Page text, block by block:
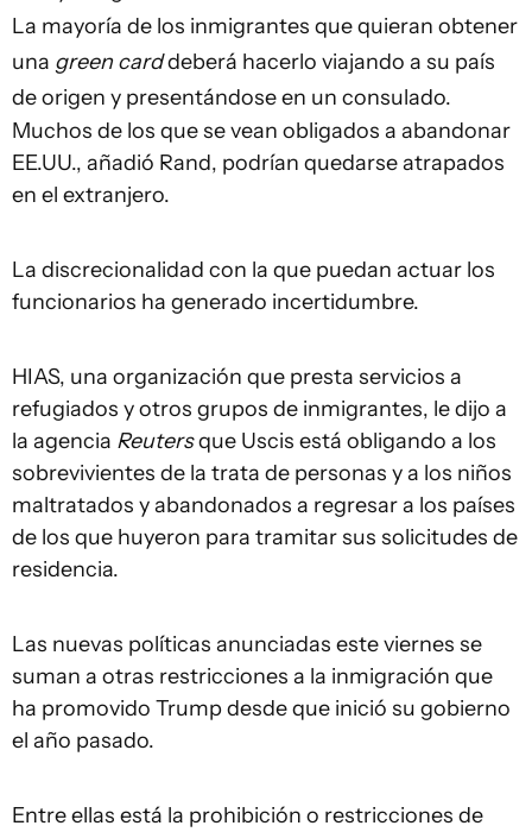
La mayoría de los inmigrantes que quieran obtener
una green carddeberá hacerlo viajando a su país
de origen y presentándose en un consulado.
Muchos de los que se vean obligados a abandonar
EE.UU., añadió Rand, podrían quedarse atrapados
en el extranjero.
La discrecionalidad con la que puedan actuar los
funcionarios ha generado incertidumbre.
HIAS, una organización que presta servicios a
refugiados y otros grupos de inmigrantes, le dijo a
la agencia Reutersque Uscis está obligando a los
sobrevivientes de la trata de personas y a los niños
maltratados y abandonados a regresar a los países
de los que huyeron para tramitar sus solicitudes de
residencia.
Las nuevas políticas anunciadas este viernes se
suman a otras restricciones a la inmigración que
ha promovido Trump desde que inició su gobierno
el año pasado.
Entre ellas está la prohibición o restricciones de